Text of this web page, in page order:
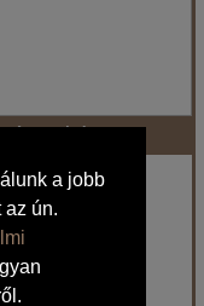
a jobb
az ún.
tól
éjszakás